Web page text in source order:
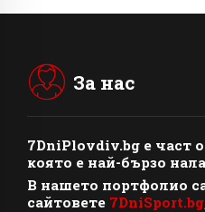
За нас
7DniPlovdiv.bg e част
която е най-бързо
В нашето портфолио
сайтовете 7DniSport.bg